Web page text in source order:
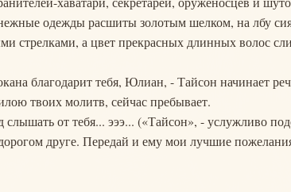
одежды расшиты золотым шелком, на лбу
стрелками, а цвет прекрасных длинных волос
благодарит тебя, Юлиан, - Тайсон начинает
твоих молитв, сейчас пребывает.
слышать от тебя... эээ... («Тайсон», - услужливо
друге. Передай и ему мои лучшие